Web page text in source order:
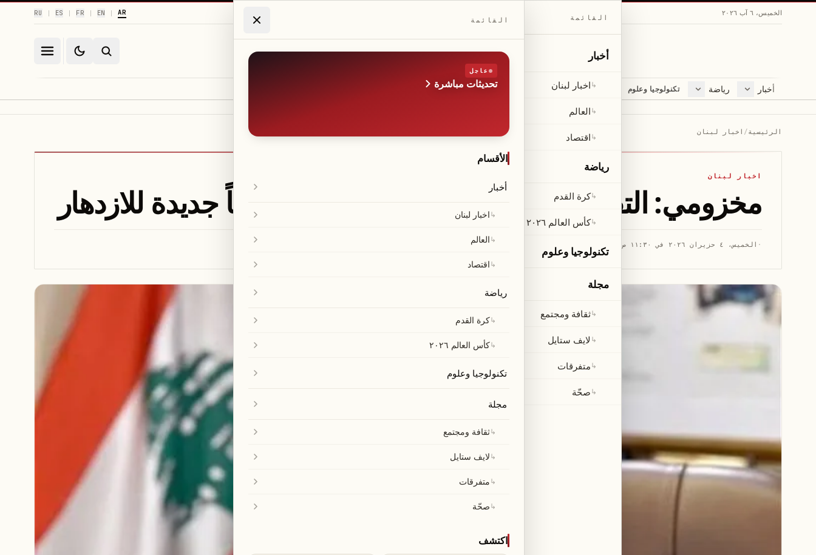
الخميس، ٦ آب ٢٠٢٦ AR
|
EN
|
FR
|
ES
|
RU
أخبار
اخبار لبنان
رياضة
كرة القدم
تكنولوجيا وعلوم مجلة
ثقافة ومجتمع
لايف ستايل
الرئيسية/ اخبار لبنان
اخبار لبنان
مخزومي: التقدُّم نحو سلام مع إسرائيل يفتح آفاقاً جديدة للازدهار
· الخميس، ٤ حزيران ٢٠٢٦ في ١١:٣٠ ص
القائمة
أخبار
↳اخبار لبنان
↳العالم
↳اقتصاد
رياضة
↳كرة القدم
↳كأس العالم ٢٠٢٦
تكنولوجيا وعلوم
مجلة
↳ثقافة ومجتمع
↳ لايف ستايل
↳متفرقات
↳صحّة
القائمة
عاجل
تحديثات مباشرة
الأقسام
أخبار
↳اخبار لبنان
↳العالم
↳اقتصاد
رياضة
↳كرة القدم
↳كأس العالم ٢٠٢٦
تكنولوجيا وعلوم
مجلة
↳ثقافة ومجتمع
↳لايف ستايل
↳متفرقات
↳صحّة
اكتشف